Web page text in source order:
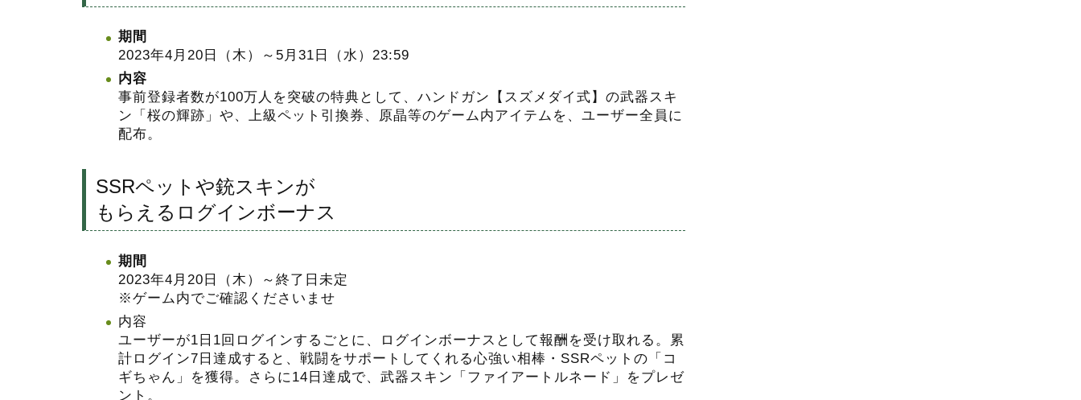
期間
2023年4月20日（木）～5月31日（水）23:59
内容
事前登録者数が100万人を突破の特典として、ハンドガン【スズメダイ式】の武器スキ
ン「桜の輝跡」や、上級ペット引換券、原晶等のゲーム内アイテムを、ユーザー全員に
配布。
SSRペットや銃スキンが
もらえるログインボーナス
期間
2023年4月20日（木）～終了日未定
※ゲーム内でご確認くださいませ
内容
ユーザーが1日1回ログインするごとに、ログインボーナスとして報酬を受け取れる。累
計ログイン7日達成すると、戦闘をサポートしてくれる心強い相棒・SSRペットの「コ
ギちゃん」を獲得。さらに14日達成で、武器スキン「ファイアートルネード」をプレゼ
ント。